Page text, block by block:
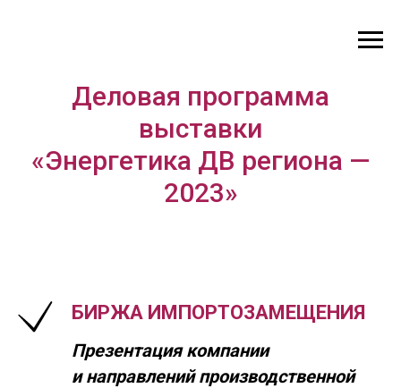
Деловая программа
выставки
«Энергетика ДВ региона —
2023»
БИРЖА ИМПОРТОЗАМЕЩЕНИЯ
Презентация компании
и направлений производственной